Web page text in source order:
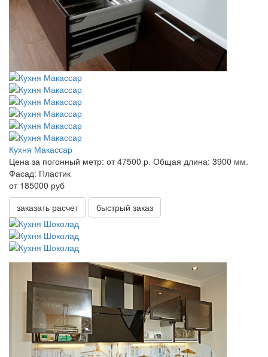
Кухня Макассар
Цена за погонный метр: от 47500 р. Общая длина: 3900 мм.
Фасад: Пластик
от 185000 руб
заказать расчет
быстрый заказ